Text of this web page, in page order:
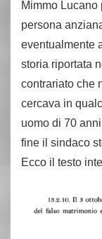
Mimmo Lucano
persona
eventualmente
storia riportata
contrariato che
cercava in
uomo di 70
fine il sindaco
Ecco il testo